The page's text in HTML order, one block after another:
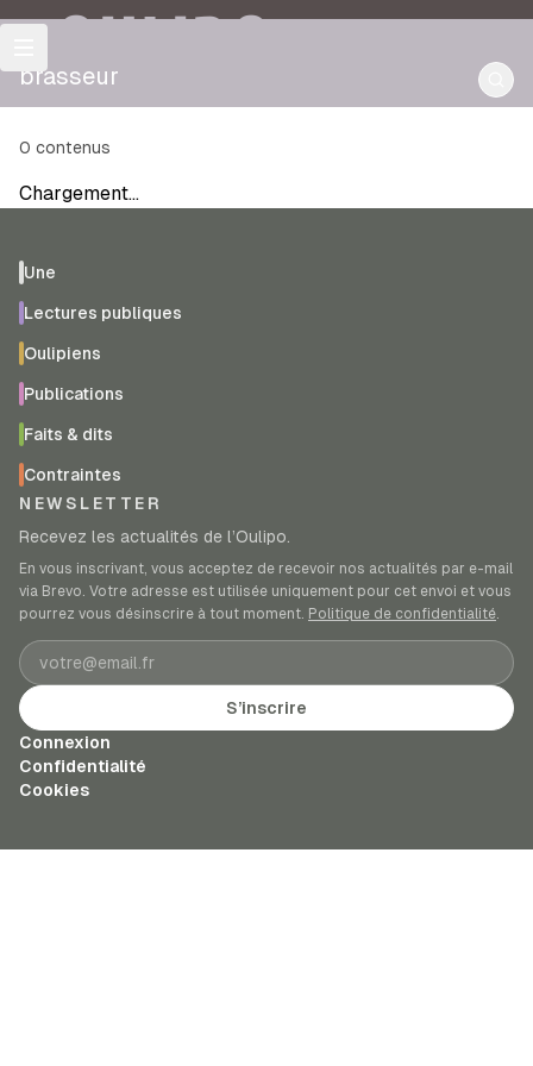
OULIPO
brasseur
0 contenus
Chargement…
Une
Lectures publiques
Oulipiens
Publications
Faits & dits
Contraintes
NEWSLETTER
Recevez les actualités de l’Oulipo.
En vous inscrivant, vous acceptez de recevoir nos actualités par e-mail
via Brevo. Votre adresse est utilisée uniquement pour cet envoi et vous
pourrez vous désinscrire à tout moment. Politique de confidentialité.
Adresse e-mail
S’inscrire
Connexion
Confidentialité
Cookies